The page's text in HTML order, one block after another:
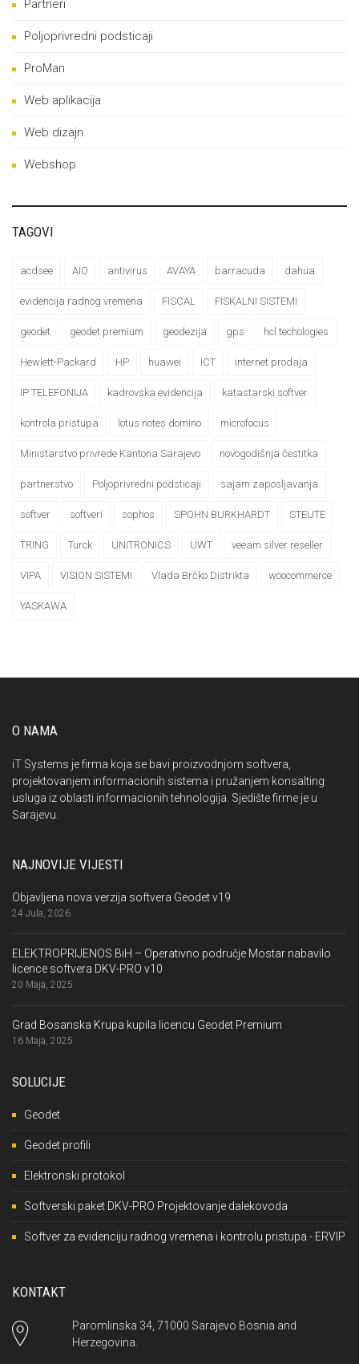
Partneri
Poljoprivredni podsticaji
ProMan
Web aplikacija
Web dizajn
Webshop
TAGOVI
acdsee AIO antivirus AVAYA barracuda dahua
evidencija radnog vremena FISCAL FISKALNI SISTEMI
geodet geodet premium geodezija gps hcl techologies
Hewlett-Packard HP huawei ICT internet prodaja
IP TELEFONIJA kadrovska evidencija katastarski softver
kontrola pristupa lotus notes domino microfocus
Ministarstvo privrede Kantona Sarajevo novogodišnja čestitka
partnerstvo Poljoprivredni podsticaji sajam zaposljavanja
softver softveri sophos SPOHN BURKHARDT STEUTE
TRING Turck UNITRONICS UWT veeam silver reseller
VIPA VISION SISTEMI Vlada Brčko Distrikta woocommerce
YASKAWA
O NAMA
iT Systems je firma koja se bavi proizvodnjom softvera,
projektovanjem informacionih sistema i pružanjem konsalting
usluga iz oblasti informacionih tehnologija. Sjedište firme je u
Sarajevu.
NAJNOVIJE VIJESTI
Objavljena nova verzija softvera Geodet v19
24 Jula, 2026
ELEKTROPRIJENOS BiH – Operativno područje Mostar nabavilo
licence softvera DKV-PRO v10
20 Maja, 2025
Grad Bosanska Krupa kupila licencu Geodet Premium
16 Maja, 2025
SOLUCIJE
Geodet
Geodet profili
Elektronski protokol
Softverski paket DKV-PRO Projektovanje dalekovoda
Softver za evidenciju radnog vremena i kontrolu pristupa - ERVIP
KONTAKT
Paromlinska 34, 71000 Sarajevo Bosnia and
Herzegovina.